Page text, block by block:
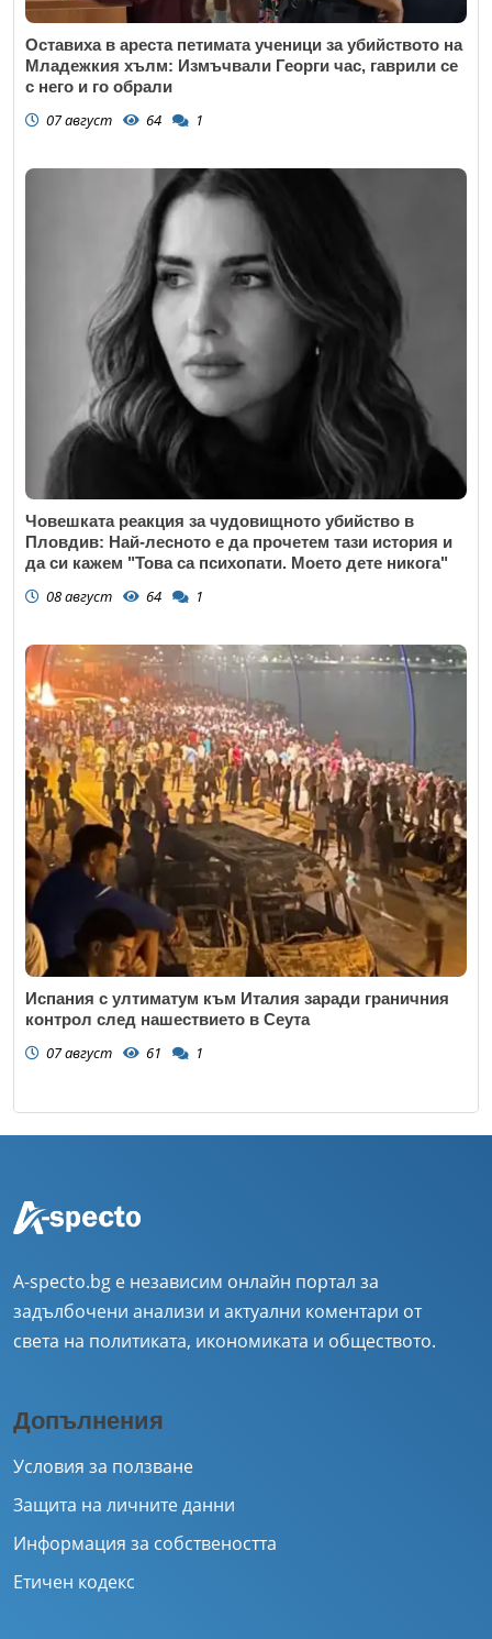
Оставиха в ареста петимата ученици за убийството на
Младежкия хълм: Измъчвали Георги час, гаврили се
с него и го обрали
07 август 64 1
Човешката реакция за чудовищното убийство в
Пловдив: Най-лесното е да прочетем тази история и
да си кажем "Това са психопати. Моето дете никога"
08 август 64 1
Испания с ултиматум към Италия заради граничния
контрол след нашествието в Сеута
07 август 61 1
A-specto.bg е независим онлайн портал за
задълбочени анализи и актуални коментари от
света на политиката, икономиката и обществото.
Допълнения
Условия за ползване
Защита на личните данни
Информация за собствеността
Етичен кодекс